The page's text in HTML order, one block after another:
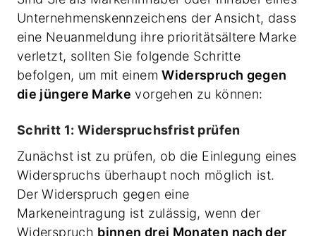
Unternehmenskennzeichens der Ansicht, dass
eine Neuanmeldung ihre prioritätsältere Marke
verletzt, sollten Sie folgende Schritte
befolgen, um mit einemWiderspruch gegen
die jüngere Marke vorgehen zu können:
Schritt 1: Widerspruchsfrist prüfen
Zunächst ist zu prüfen, ob die Einlegung eines
Widerspruchs überhaupt noch möglich ist.
Der Widerspruch gegen eine
Markeneintragung ist zulässig, wenn der
Widerspruch binnen drei Monaten nach der